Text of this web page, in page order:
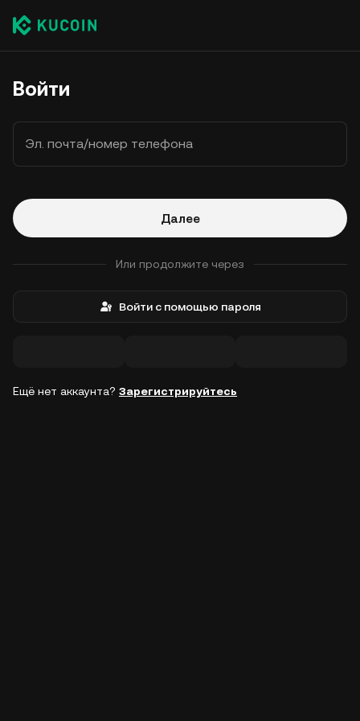
Войти
Эл. почта/номер телефона
Далее
Или продолжите через
Войти с помощью пароля
Ещё нет аккаунта? Зарегистрируйтесь